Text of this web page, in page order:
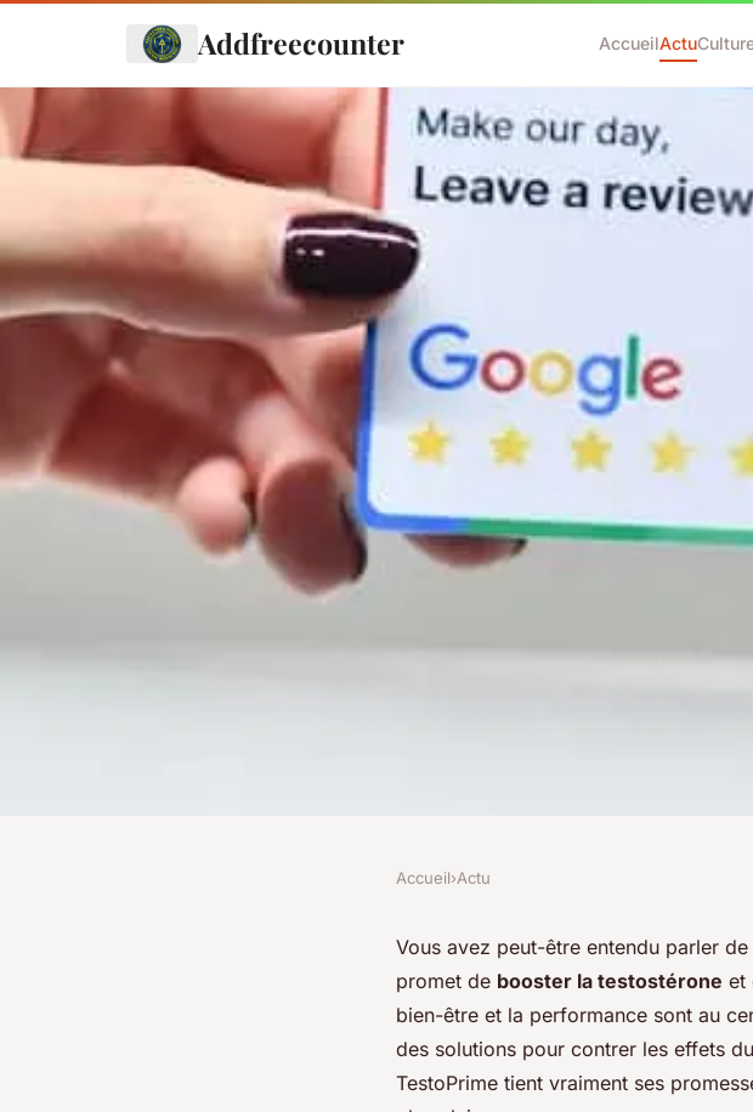
Addfreecounter AccueilActu
Avis TestoPrime: Quels
Accueil›Actu
Vous avez peut-être entendu parler de
promet de booster la testostérone et
bien-être et la performance sont au
des solutions pour contrer les effets
TestoPrime tient vraiment ses